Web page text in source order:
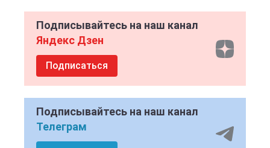
Подписывайтесь на наш канал
Яндекс Дзен
Подписаться
Подписывайтесь на наш канал
Телеграм